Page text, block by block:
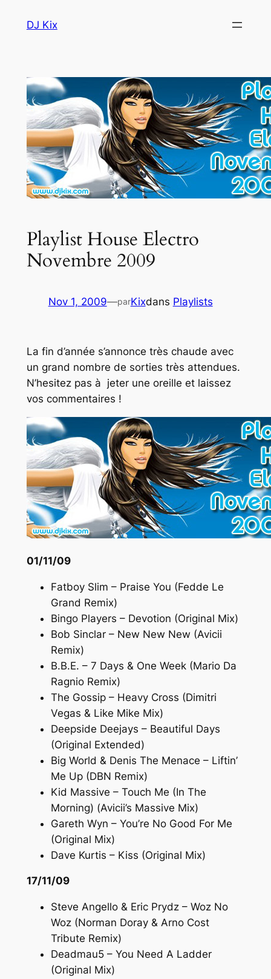
DJ Kix
Playlist House Electro
Novembre 2009
Nov 1, 2009—parKixdans Playlists
La fin d’année s’annonce très chaude avec
un grand nombre de sorties très attendues.
N’hesitez pas à jeter une oreille et laissez
vos commentaires !
01/11/09
Fatboy Slim – Praise You (Fedde Le
Grand Remix)
Bingo Players – Devotion (Original Mix)
Bob Sinclar – New New New (Avicii
Remix)
B.B.E. – 7 Days & One Week (Mario Da
Ragnio Remix)
The Gossip – Heavy Cross (Dimitri
Vegas & Like Mike Mix)
Deepside Deejays – Beautiful Days
(Original Extended)
Big World & Denis The Menace – Liftin’
Me Up (DBN Remix)
Kid Massive – Touch Me (In The
Morning) (Avicii’s Massive Mix)
Gareth Wyn – You’re No Good For Me
(Original Mix)
Dave Kurtis – Kiss (Original Mix)
17/11/09
Steve Angello & Eric Prydz – Woz No
Woz (Norman Doray & Arno Cost
Tribute Remix)
Deadmau5 – You Need A Ladder
(Original Mix)